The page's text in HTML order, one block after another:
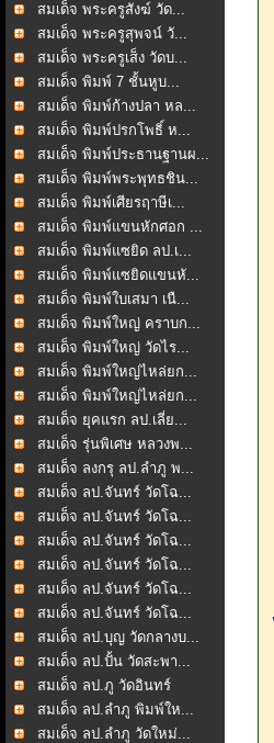
สมเด็จ พระครูสังฆ์ วัด...
สมเด็จ พระครูสุพจน์ วั...
สมเด็จ พระครูเส็ง วัดบ...
สมเด็จ พิมพ์ 7 ชั้นหูบ...
สมเด็จ พิมพ์ก้างปลา หล...
สมเด็จ พิมพ์ปรกโพธิ์ ห...
สมเด็จ พิมพ์ประธานฐานผ...
สมเด็จ พิมพ์พระพุทธชิน...
สมเด็จ พิมพ์เศียรฤาษีเ...
สมเด็จ พิมพ์แขนหักศอก ...
สมเด็จ พิมพ์แซยิด ลป.เ...
สมเด็จ พิมพ์แซยิดแขนหั...
สมเด็จ พิมพ์ใบเสมา เนื...
สมเด็จ พิมพ์ใหญ่ คราบก...
สมเด็จ พิมพ์ใหญ่ วัดไร...
สมเด็จ พิมพ์ใหญ่ไหล่ยก...
สมเด็จ พิมพ์ใหญ่ไหล่ยก...
สมเด็จ ยุคแรก ลป.เลี่ย...
สมเด็จ รุ่นพิเศษ หลวงพ...
สมเด็จ ลงกรุ ลป.ลำภู พ...
สมเด็จ ลป.จันทร์ วัดโฉ...
สมเด็จ ลป.จันทร์ วัดโฉ...
สมเด็จ ลป.จันทร์ วัดโฉ...
สมเด็จ ลป.จันทร์ วัดโฉ...
สมเด็จ ลป.จันทร์ วัดโฉ...
สมเด็จ ลป.จันทร์ วัดโฉ...
สมเด็จ ลป.บุญ วัดกลางบ...
สมเด็จ ลป.ปั้น วัดสะพา...
สมเด็จ ลป.ภู วัดอินทร์
สมเด็จ ลป.ลำภู พิมพ์ให...
สมเด็จ ลป.ลำภู วัดใหม่...